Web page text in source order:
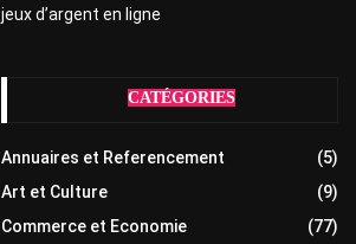
jeux d’argent en ligne
CATÉGORIES
Annuaires et Referencement
(5)
Art et Culture
(9)
Commerce et Economie
(77)